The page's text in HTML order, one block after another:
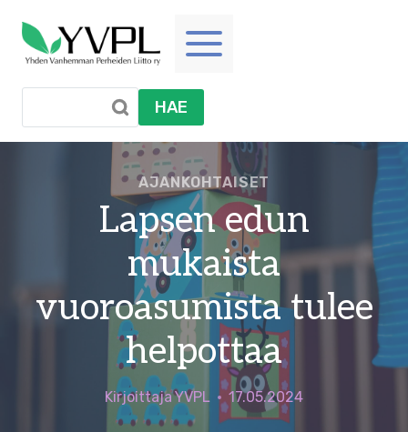
sisältöön
HAE
AJANKOHTAISET
Lapsen edun
mukaista
vuoroasumista tulee
helpottaa
KirjoittajaYVPL 17.05.2024